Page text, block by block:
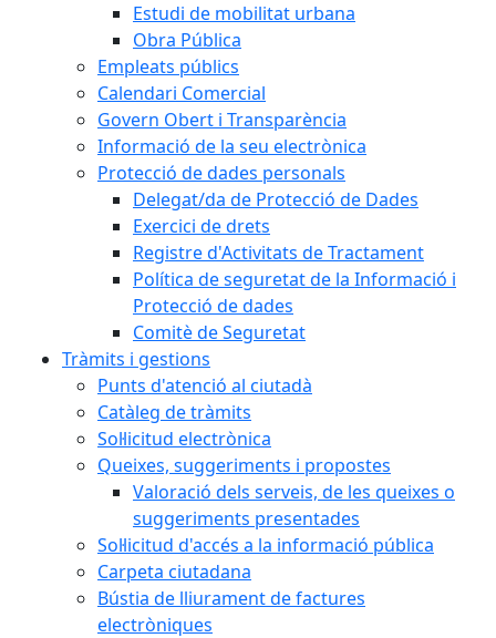
Estudi de mobilitat urbana
Obra Pública
Empleats públics
Calendari Comercial
Govern Obert i Transparència
Informació de la seu electrònica
Protecció de dades personals
Delegat/da de Protecció de Dades
Exercici de drets
Registre d'Activitats de Tractament
Política de seguretat de la Informació i
Protecció de dades
Comitè de Seguretat
Tràmits i gestions
Punts d'atenció al ciutadà
Catàleg de tràmits
Sol·licitud electrònica
Queixes, suggeriments i propostes
Valoració dels serveis, de les queixes o
suggeriments presentades
Sol·licitud d'accés a la informació pública
Carpeta ciutadana
Bústia de lliurament de factures
electròniques